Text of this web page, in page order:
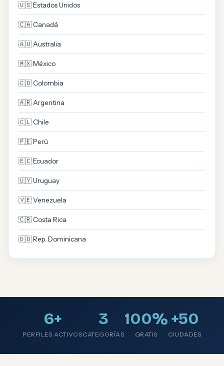
🇺🇸 Estados Unidos
🇨🇦 Canadá
🇦🇺 Australia
🇲🇽 México
🇨🇴 Colombia
🇦🇷 Argentina
🇨🇱 Chile
🇵🇪 Perú
🇪🇨 Ecuador
🇺🇾 Uruguay
🇻🇪 Venezuela
🇨🇷 Costa Rica
🇩🇴 Rep. Dominicana
6+
PERFILES ACTIVOS
3
CATEGORÍAS
100%
GRATIS
+50
CIUDADES